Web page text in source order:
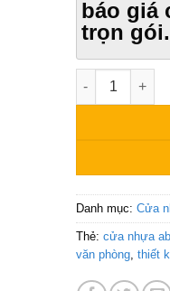
báo giá
trọn gói.
Cửa nhựa giả
Danh mục: Cửa
Thẻ: cửa nhựa
văn phòng, thiết